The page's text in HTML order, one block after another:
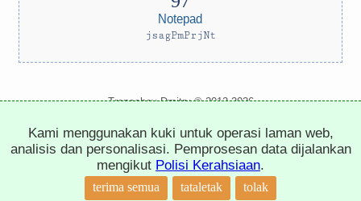
Notepad
jsagPmPrjNt
Trepachev Dmitry © 2012-2026
dasar privasi tentukan kuki
Kami menggunakan kuki untuk operasi laman web,
analisis dan personalisasi. Pemprosesan data dijalankan
mengikut Polisi Kerahsiaan.
terima semua tataletak tolak